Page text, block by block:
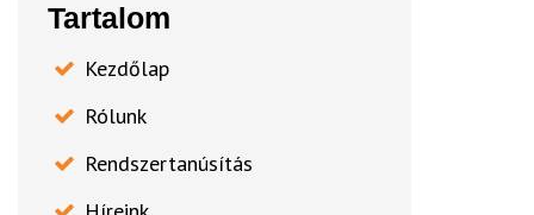
Tartalom
Kezdőlap
Rólunk
Rendszertanúsítás